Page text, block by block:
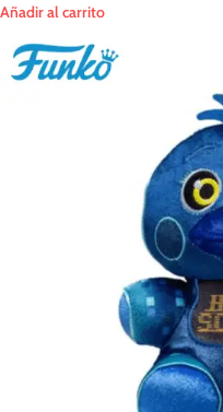
Añadir al carrito